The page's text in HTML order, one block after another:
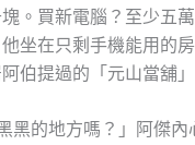
。買新電腦？至少五
坐在只剩手機能用
伯提過的「元山當舖」
黑的地方嗎？」阿傑